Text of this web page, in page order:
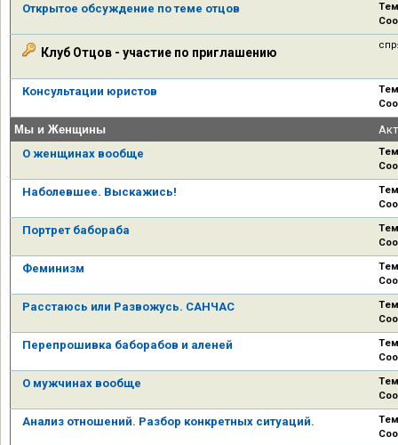
Открытое обсуждение по теме отцов
Клуб Отцов - участие по приглашению
Консультации юристов
Мы и Женщины
О женщинах вообще
Наболевшее. Выскажись!
Портрет бабораба
Феминизм
Расстаюсь или Развожусь. САНЧАС
Перепрошивка баборабов и аленей
О мужчинах вообще
Анализ отношений. Разбор конкретных ситуаций.